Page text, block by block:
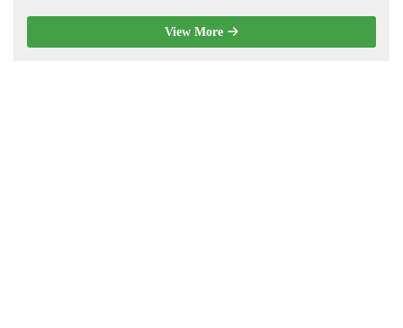
View More